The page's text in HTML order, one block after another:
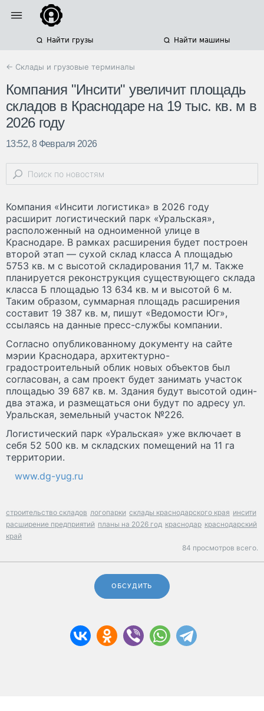
Найти грузы Найти машины
← Склады и грузовые терминалы
Компания "Инсити" увеличит площадь
складов в Краснодаре на 19 тыс. кв. м в
2026 году
13:52, 8 Февраля 2026
Компания «Инсити логистика» в 2026 году
расширит логистический парк «Уральская»,
расположенный на одноименной улице в
Краснодаре. В рамках расширения будет построен
второй этап — сухой склад класса А площадью
5753 кв. м с высотой складирования 11,7 м. Также
планируется реконструкция существующего склада
класса Б площадью 13 634 кв. м и высотой 6 м.
Таким образом, суммарная площадь расширения
составит 19 387 кв. м, пишут «Ведомости Юг»,
ссылаясь на данные пресс-службы компании.
Согласно опубликованному документу на сайте
мэрии Краснодара, архитектурно-
градостроительный облик новых объектов был
согласован, а сам проект будет занимать участок
площадью 39 687 кв. м. Здания будут высотой один-
два этажа, и размещаться они будут по адресу ул.
Уральская, земельный участок №226.
Логистический парк «Уральская» уже включает в
себя 52 500 кв. м складских помещений на 11 га
территории.
www.dg-yug.ru
строительство складов логопарки склады краснодарского края инсити
расширение предприятий планы на 2026 год краснодар краснодарский
край
84 просмотров всего.
ОБСУДИТЬ